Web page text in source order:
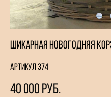
Шикарная новогодняя
Артикул 374
40 000 pуб.